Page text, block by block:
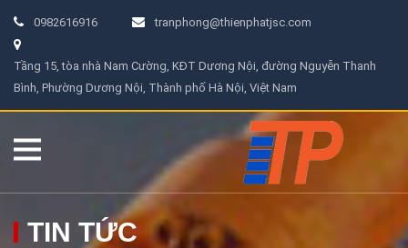
0982616916 tranphong@thienphatjsc.com
Tầng 15, tòa nhà Nam Cường, KĐT Dương Nội, đường Nguyễn Thanh
Bình, Phường Dương Nội, Thành phố Hà Nội, Việt Nam
TIN TỨC